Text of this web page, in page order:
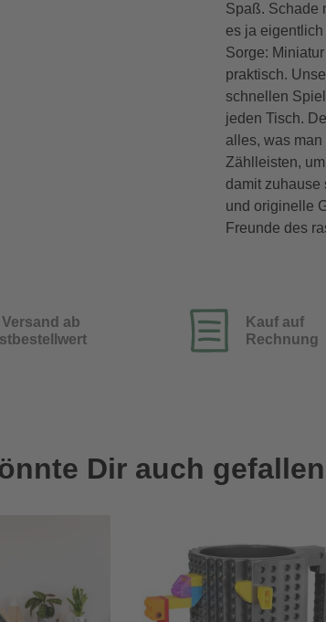
Spaß. Schade
es ja
Sorge:
praktisch.
schnellen
jeden Tisch.
alles, was
Zählleisten,
damit zuhause
und originelle
Freunde des
ab
Kauf auf
Rechnung
Dir auch gefallen